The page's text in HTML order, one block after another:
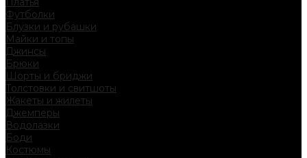
Футболки
Блузки и рубашки
Майки и топы
Джинсы
Брюки
Шорты и бриджи
Толстовки и свитшоты
Жакеты и жилеты
Джемперы
Водолазки
Боди
Костюмы